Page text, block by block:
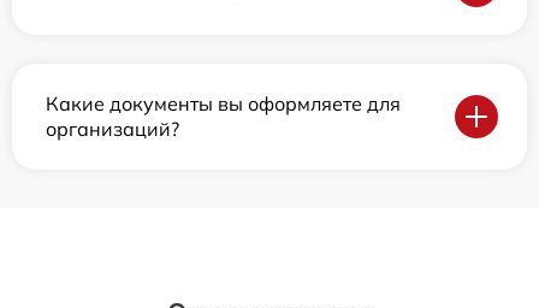
Какие документы вы оформляете для
организаций?